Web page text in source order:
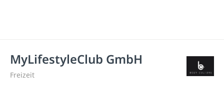
MyLifestyleClub GmbH
Freizeit